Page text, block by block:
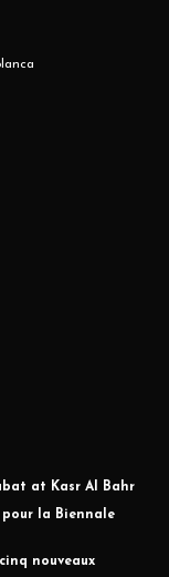
at Kasr Al Bahr
la Biennale
nouveaux